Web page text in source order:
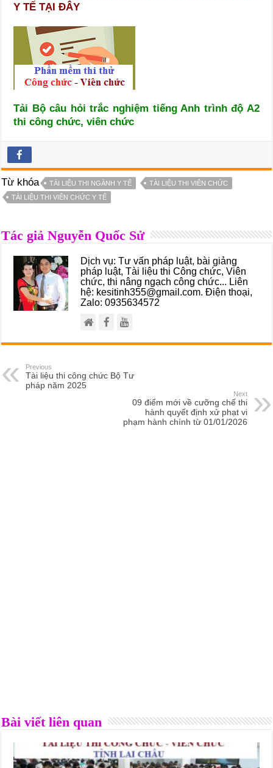
Y TẾ TẠI ĐÂY
Tải Bộ câu hỏi trắc nghiệm tiếng Anh trình độ A2
thi công chức, viên chức
Từ khóa TÀI LIỆU THI NGÀNH Y TẾ
TÀI LIỆU THI VIÊN CHỨC
TÀI LIỆU THI VIÊN CHỨC Y TẾ
Tác giả Nguyễn Quốc Sử
Dịch vụ: Tư vấn pháp luật, bài giảng
pháp luật, Tài liệu thi Công chức, Viên
chức, thi nâng ngạch công chức... Liên
hệ: kesitinh355@gmail.com. Điện thoại,
Zalo: 0935634572
Previous
Tài liệu thi công chức Bộ Tư
pháp năm 2025
Next
09 điểm mới về cưỡng chế thi
hành quyết định xử phạt vi
phạm hành chính từ 01/01/2026
Bài viết liên quan